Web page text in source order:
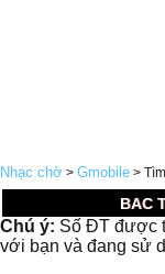
Nhạc chờ > Gmobile >
BAC
Chú ý: Số ĐT được
với bạn và đang sử